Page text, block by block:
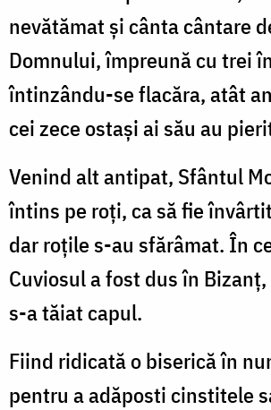
nevătămat și cânta cântare
Domnului, împreună cu trei
întinzându-se flacăra, atât
cei zece ostași ai său au
Venind alt antipat, Sfântul
întins pe roți, ca să fie
dar roțile s-au sfărâmat. În
Cuviosul a fost dus în
s-a tăiat capul.
Fiind ridicată o biserică în
pentru a adăposti cinstitele